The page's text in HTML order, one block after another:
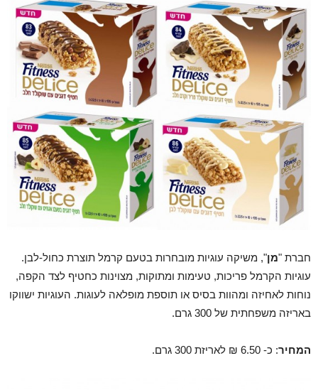
חברת "מן", משיקה עוגיות מובחרות בטעם קרמל תוצרת כחול-לבן.
עוגיות הקרמל פריכות, טעימות ומתוקות, מצוינות כחטיף לצד הקפה,
נוחות לאחיזה ומהוות בסיס או תוספת מופלאה לעוגות. העוגיות ישווקו
באריזה משפחתית של 300 גרם.
המחיר: כ- 6.50 ₪ לאריזת 300 גרם.